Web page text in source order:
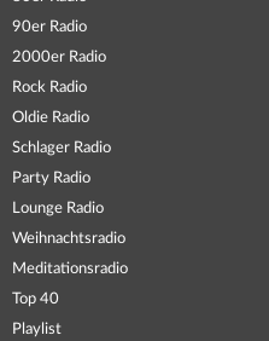
90er Radio
2000er Radio
Rock Radio
Oldie Radio
Schlager Radio
Party Radio
Lounge Radio
Weihnachtsradio
Meditationsradio
Top 40
Playlist